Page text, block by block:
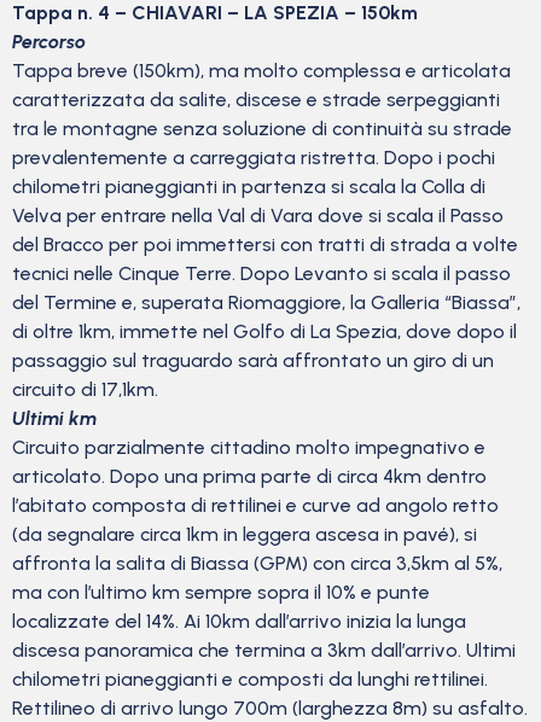
Tappa n. 4 – CHIAVARI – LA SPEZIA – 150km
Percorso
Tappa breve (150km), ma molto complessa e articolata
caratterizzata da salite, discese e strade serpeggianti
tra le montagne senza soluzione di continuità su strade
prevalentemente a carreggiata ristretta. Dopo i pochi
chilometri pianeggianti in partenza si scala la Colla di
Velva per entrare nella Val di Vara dove si scala il Passo
del Bracco per poi immettersi con tratti di strada a volte
tecnici nelle Cinque Terre. Dopo Levanto si scala il passo
del Termine e, superata Riomaggiore, la Galleria “Biassa”,
di oltre 1km, immette nel Golfo di La Spezia, dove dopo il
passaggio sul traguardo sarà affrontato un giro di un
circuito di 17,1km.
Ultimi km
Circuito parzialmente cittadino molto impegnativo e
articolato. Dopo una prima parte di circa 4km dentro
l’abitato composta di rettilinei e curve ad angolo retto
(da segnalare circa 1km in leggera ascesa in pavé), si
affronta la salita di Biassa (GPM) con circa 3,5km al 5%,
ma con l’ultimo km sempre sopra il 10% e punte
localizzate del 14%. Ai 10km dall’arrivo inizia la lunga
discesa panoramica che termina a 3km dall’arrivo. Ultimi
chilometri pianeggianti e composti da lunghi rettilinei.
Rettilineo di arrivo lungo 700m (larghezza 8m) su asfalto.